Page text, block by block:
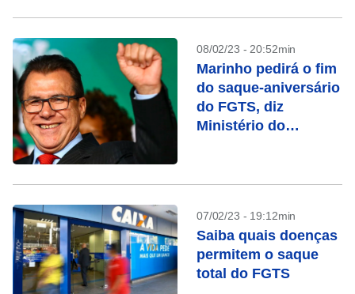
08/02/23 - 20:52min
Marinho pedirá o fim
do saque-aniversário
do FGTS, diz
Ministério do
07/02/23 - 19:12min
Saiba quais doenças
permitem o saque
total do FGTS